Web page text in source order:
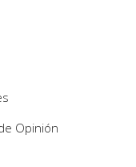
Opinión